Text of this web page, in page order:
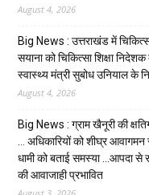
August 4, 2026
Big News : उत्तराखंड में
सयाना को चिकित्सा शिक्षा निदेशक
स्वास्थ्य मंत्री सुबोध उनियाल के
August 4, 2026
Big News : ग्राम खैनूरी की
… अधिकारियों को शीघ्र
धामी को बताई समस्या …आपदा से
की आवाजाही प्रभावित